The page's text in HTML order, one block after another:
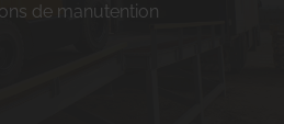
de manutention